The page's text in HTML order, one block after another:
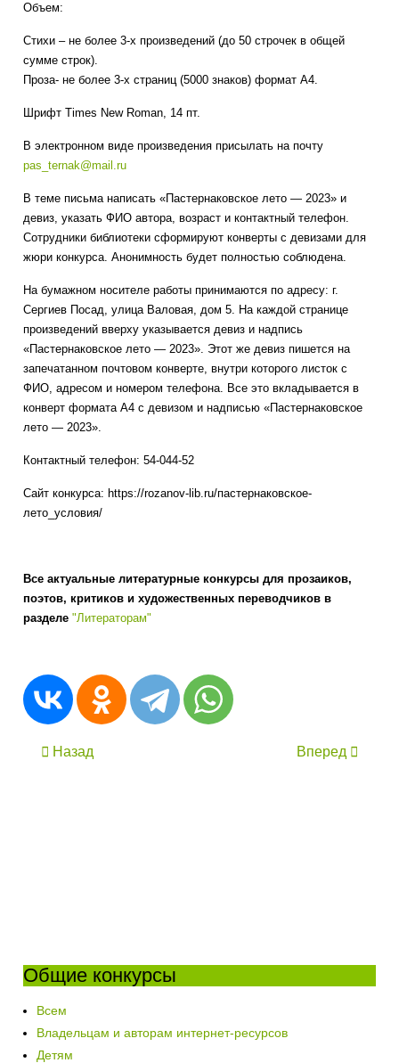
Объем:
Стихи – не более 3-х произведений (до 50 строчек в общей
сумме строк).
Проза- не более 3-х страниц (5000 знаков) формат А4.
Шрифт Times New Roman, 14 пт.
В электронном виде произведения присылать на почту
pas_ternak@mail.ru
В теме письма написать «Пастернаковское лето — 2023» и
девиз, указать ФИО автора, возраст и контактный телефон.
Сотрудники библиотеки сформируют конверты с девизами для
жюри конкурса. Анонимность будет полностью соблюдена.
На бумажном носителе работы принимаются по адресу: г.
Сергиев Посад, улица Валовая, дом 5. На каждой странице
произведений вверху указывается девиз и надпись
«Пастернаковское лето — 2023». Этот же девиз пишется на
запечатанном почтовом конверте, внутри которого листок с
ФИО, адресом и номером телефона. Все это вкладывается в
конверт формата А4 с девизом и надписью «Пастернаковское
лето — 2023».
Контактный телефон: 54-044-52
Сайт конкурса: https://rozanov-lib.ru/пастернаковское-
лето_условия/
Все актуальные литературные конкурсы для прозаиков,
поэтов, критиков и художественных переводчиков в
разделе"Литераторам"
Назад Вперед
Общие конкурсы
Всем
Владельцам и авторам интернет-ресурсов
Детям